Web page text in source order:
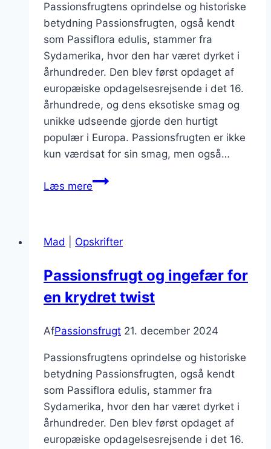
Passionsfrugtens oprindelse og historiske
betydning Passionsfrugten, også kendt
som Passiflora edulis, stammer fra
Sydamerika, hvor den har været dyrket i
århundreder. Den blev først opdaget af
europæiske opdagelsesrejsende i det 16.
århundrede, og dens eksotiske smag og
unikke udseende gjorde den hurtigt
populær i Europa. Passionsfrugten er ikke
kun værdsat for sin smag, men også…
Læs merePassionsfrugt
forfriskende
Mad Opskrifter
Passionsfrugt og ingefær for
en krydret twist
AfPassionsfrugt 21. december 2024
Passionsfrugtens oprindelse og historiske
betydning Passionsfrugten, også kendt
som Passiflora edulis, stammer fra
Sydamerika, hvor den har været dyrket i
århundreder. Den blev først opdaget af
europæiske opdagelsesrejsende i det 16.